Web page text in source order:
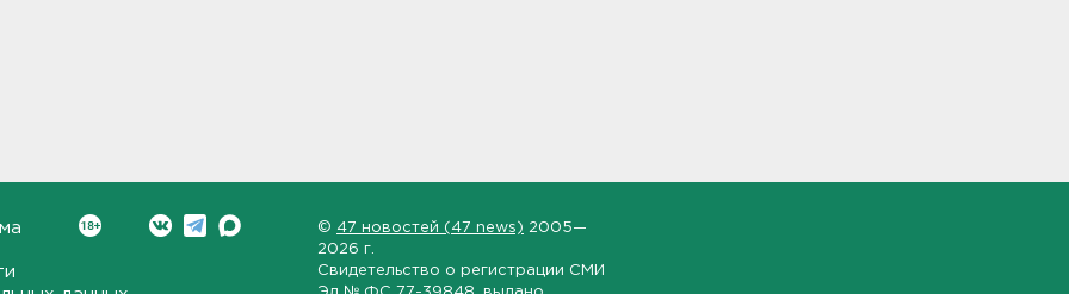
© 47 новостей (47 news) 2005—
2026 г.
Свидетельство о регистрации СМИ